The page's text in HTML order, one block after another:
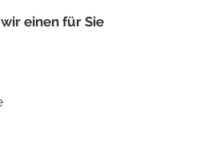
einen für Sie